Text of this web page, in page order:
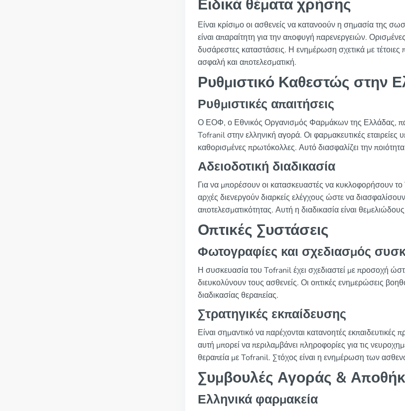
Ειδικά θέματα χρήσης
Είναι κρίσιμο οι ασθενείς να κατανοούν η σημασία της
είναι απαραίτητη για την αποφυγή παρενεργειών.
δυσάρεστες καταστάσεις. Η ενημέρωση σχετικά με τέτοιες
ασφαλή και αποτελεσματική.
Ρυθμιστικό Καθεστώς στην
Ρυθμιστικές απαιτήσεις
Ο ΕΟΦ, ο Εθνικός Οργανισμός Φαρμάκων της Ελλάδας,
Tofranil στην ελληνική αγορά. Οι φαρμακευτικές εταιρείες
καθορισμένες πρωτόκολλες. Αυτό διασφαλίζει την
Αδειοδοτική διαδικασία
Για να μπορέσουν οι κατασκευαστές να κυκλοφορήσουν το
αρχές διενεργούν διαρκείς ελέγχους ώστε να
αποτελεσματικότητας. Αυτή η διαδικασία είναι
Οπτικές Συστάσεις
Φωτογραφίες και σχεδιασμός
Η συσκευασία του Tofranil έχει σχεδιαστεί με προσοχή
διευκολύνουν τους ασθενείς. Οι οπτικές ενημερώσεις
διαδικασίας θεραπείας.
Στρατηγικές εκπαίδευσης
Είναι σημαντικό να παρέχονται κατανοητές
αυτή μπορεί να περιλαμβάνει πληροφορίες για τις
θεραπεία με Tofranil. Στόχος είναι η ενημέρωση των
Συμβουλές Αγοράς &
Ελληνικά φαρμακεία